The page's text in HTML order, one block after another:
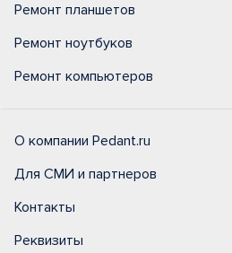
Ремонт планшетов
Ремонт ноутбуков
Ремонт компьютеров
О компании Pedant.ru
Для СМИ и партнеров
Контакты
Реквизиты